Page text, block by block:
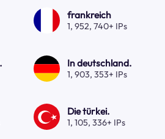
frankreich
1, 952, 740+ IPs
In deutschland.
1, 903, 353+ IPs
Die türkei.
1, 105, 336+ IPs